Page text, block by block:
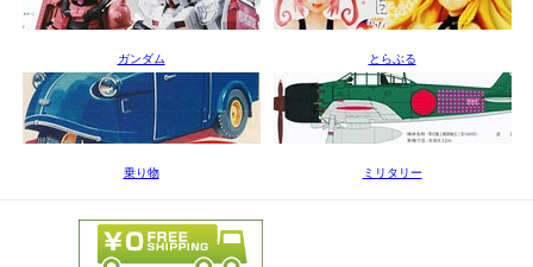
ガンダム とらぶる
乗り物 ミリタリー